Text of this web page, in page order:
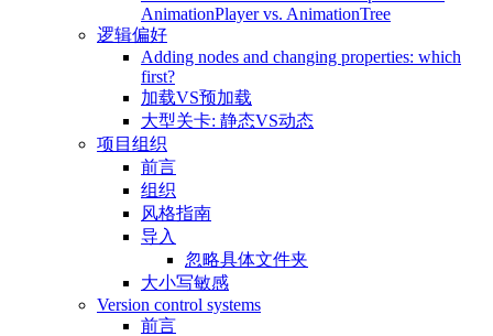
AnimationPlayer vs. AnimationTree
逻辑偏好
Adding nodes and changing properties: which
first?
加载VS预加载
大型关卡: 静态VS动态
项目组织
前言
组织
风格指南
导入
忽略具体文件夹
大小写敏感
Version control systems
前言